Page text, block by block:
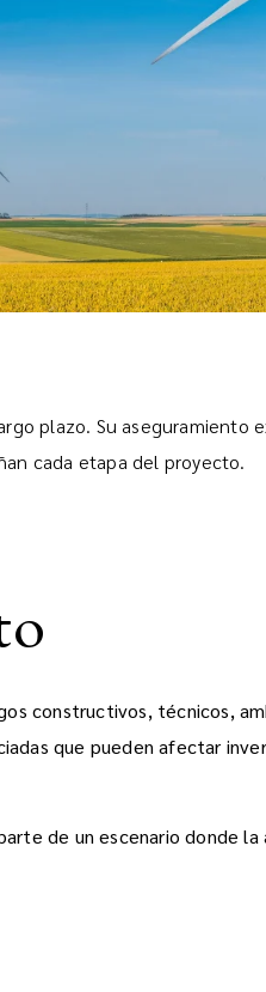
plazo. Su aseguramiento
cada etapa del proyecto.
constructivos, técnicos,
que pueden afectar
de un escenario donde la